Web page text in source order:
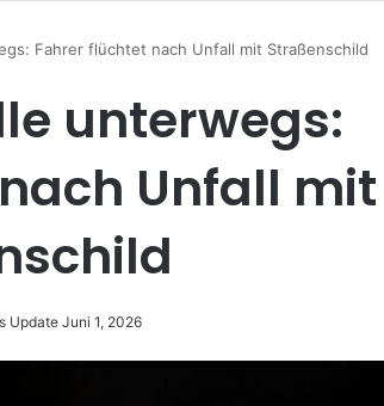
Fahrer flüchtet nach Unfall mit Straßenschild
unterwegs:
Unfall mit
Update Juni 1, 2026